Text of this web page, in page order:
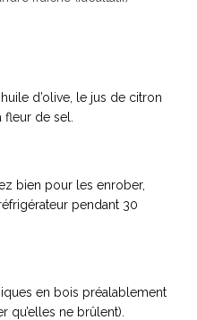
d’olive, le jus de citron
fleur de sel.
bien pour les enrober,
pendant 30
en bois préalablement
qu’elles ne brûlent).